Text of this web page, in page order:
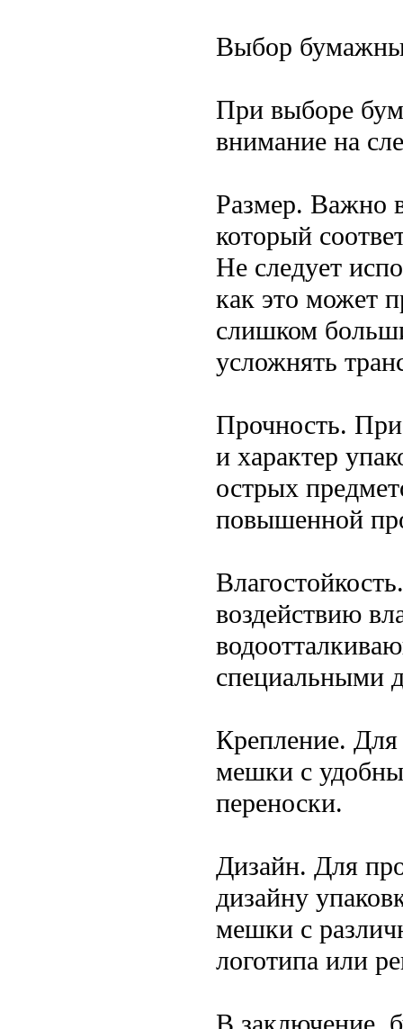
Выбор
При выборе
внимание на
Размер. Важно
который
Не следует
как это может
слишком
усложнять
Прочность.
и характер
острых
повышенной
воздействию
специальными
Крепление. Для
мешки с
переноски.
Дизайн. Для
дизайну
мешки с
логотипа или